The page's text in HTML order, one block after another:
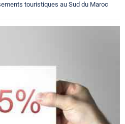
touristiques au Sud du Maroc